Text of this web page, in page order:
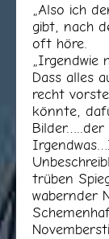
„Also ich
gibt, nach
oft höre.
Dass alles
recht
könnte,
Bilder…..der
trüben
wabernder